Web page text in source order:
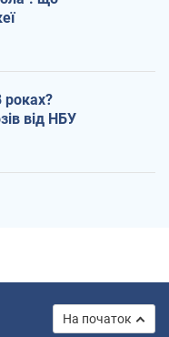
роках?
від НБУ
На початок